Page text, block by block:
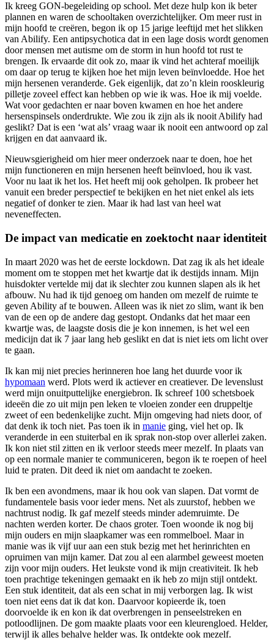
Ik kreeg GON-begeleiding op school. Met deze hulp kon ik beter
plannen en waren de schooltaken overzichtelijker. Om meer rust in
mijn hoofd te creëren, begon ik op 15 jarige leeftijd met het slikken
van Abilify. Een antipsychotica dat in een lage dosis wordt genomen
door mensen met autisme om de storm in hun hoofd tot rust te
brengen. Ik ervaarde dit ook zo, maar ik vind het achteraf moeilijk
om daar op terug te kijken hoe het mijn leven beïnvloedde. Hoe het
mijn hersenen veranderde. Gek eigenlijk, dat zo’n klein rooskleurig
pilletje zoveel effect kan hebben op wie ik was. Hoe ik mij voelde.
Wat voor gedachten er naar boven kwamen en hoe het andere
hersenspinsels onderdrukte. Wie zou ik zijn als ik nooit Abilify had
geslikt? Dat is een ‘wat als’ vraag waar ik nooit een antwoord op zal
krijgen en dat aanvaard ik.
Nieuwsgierigheid om hier meer onderzoek naar te doen, hoe het
mijn functioneren en mijn hersenen heeft beïnvloed, hou ik vast.
Voor nu laat ik het los. Het heeft mij ook geholpen. Ik probeer het
vanuit een breder perspectief te bekijken en het niet enkel als iets
negatief of donker te zien. Maar ik had last van heel wat
neveneffecten.
De impact van medicatie en zoektocht naar identiteit
In maart 2020 was het de eerste lockdown. Dat zag ik als het ideale
moment om te stoppen met het kwartje dat ik destijds innam. Mijn
huisdokter vertelde mij dat ik slechter zou kunnen slapen als ik het
afbouw. Nu had ik tijd genoeg om handen om mezelf de ruimte te
geven Ability af te bouwen. Alleen was ik niet zo slim, want ik ben
van de een op de andere dag gestopt. Ondanks dat het maar een
kwartje was, de laagste dosis die je kon innemen, is het wel een
medicijn dat ik 7 jaar lang heb geslikt en dat is niet iets om licht over
te gaan.
Ik kan mij niet precies herinneren hoe lang het duurde voor ik
hypomaan werd. Plots werd ik actiever en creatiever. De levenslust
werd mijn onuitputtelijke energiebron. Ik schreef 100 schetsboek
ideeën die zo uit mijn pen leken te vloeien zonder een druppeltje
zweet of een bedenkelijke zucht. Mijn omgeving had niets door, of
dat denk ik toch niet. Pas toen ik in manie ging, viel het op. Ik
veranderde in een stuiterbal en ik sprak non-stop over allerlei zaken.
Ik kon niet stil zitten en ik verloor steeds meer mezelf. In plaats van
op een normale manier te communiceren, begon ik te roepen of heel
luid te praten. Dit deed ik niet om aandacht te zoeken.
Ik ben een avondmens, maar ik hou ook van slapen. Dat vormt de
fundamentele basis voor ieder mens. Net als zuurstof, hebben we
nachtrust nodig. Ik gaf mezelf steeds minder ademruimte. De
nachten werden korter. De chaos groter. Toen woonde ik nog bij
mijn ouders en mijn slaapkamer was een rommelboel. Maar in
manie was ik vijf uur aan een stuk bezig met het herinrichten en
opruimen van mijn kamer. Dat zou al een alarmbel geweest moeten
zijn voor mijn ouders. Het leukste vond ik mijn creativiteit. Ik heb
toen prachtige tekeningen gemaakt en ik heb zo mijn stijl ontdekt.
Een stuk identiteit, dat als een schat in mij verborgen lag. Ik wist
toen niet eens dat ik dat kon. Daarvoor kopieerde ik, toen
doorvoelde ik en kon ik dat overbrengen in penseelstreken en
potloodlijnen. De gom maakte plaats voor een kleurengloed. Helder,
terwijl ik alles behalve helder was. Ik ontdekte ook mezelf.